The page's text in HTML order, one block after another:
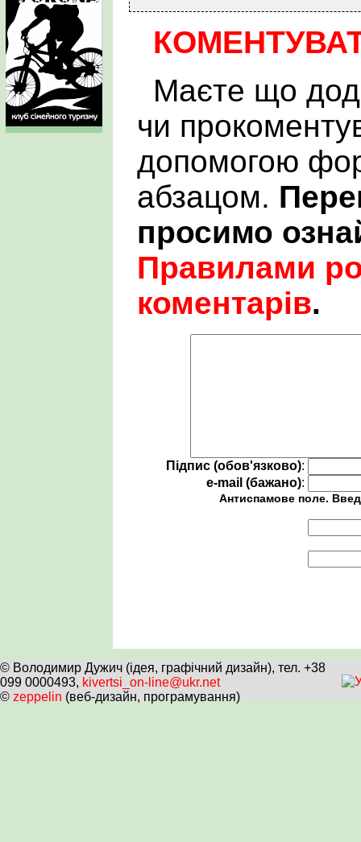
Маєте що
чи
допомогою
абзацом.
просимо
Правилами
коментарів.
Підпис (обов'язково):
e-mail (бажано):
Антиспамове поле.
© Володимир Дужич (ідея, графічний дизайн), тел. +38
099 0000493, kivertsi_on-line@ukr.net
© zeppelin (веб-дизайн, програмування)